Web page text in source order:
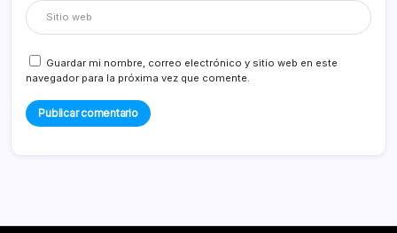
Guardar mi nombre, correo electrónico y sitio web en este
navegador para la próxima vez que comente.